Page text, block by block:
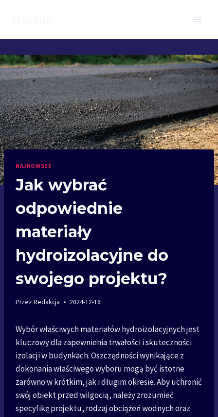
NAJNOWSZE
Jak wybrać
odpowiednie
materiały
hydroizolacyjne do
swojego projektu?
PrzezRedakcja 2024-12-16
Wybór właściwych materiałów hydroizolacyjnych jest
kluczowy dla zapewnienia trwałości i skuteczności
izolacji w budynkach. Oszczędności wynikające z
dokonania właściwego wyboru mogą być istotne
zarówno w krótkim, jak i długim okresie. Aby uchronić
swój obiekt przed wilgocią, należy zrozumieć
specyfikę projektu, rodzaj obciążeń wodnych oraz